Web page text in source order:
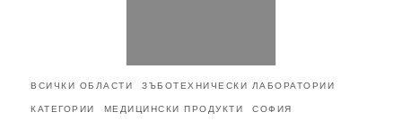
ВСИЧКИ ОБЛАСТИ ЗЪБОТЕХНИЧЕСКИ ЛАБОРАТОРИИ
КАТЕГОРИИ МЕДИЦИНСКИ ПРОДУКТИ СОФИЯ